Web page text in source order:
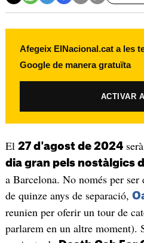
Afegeix ElNacional.cat a les
Google de manera gratuïta
ACTIVAR
El 27 d'agost de 2024
dia gran pels nostàlgics
a Barcelona. No només per
de quinze anys de separació,
reunien per oferir un tour de
parlarem en un altre moment).